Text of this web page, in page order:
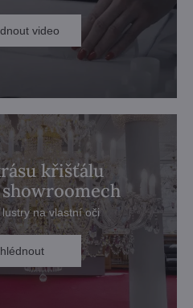
video
křišťálu
na vlastní oči